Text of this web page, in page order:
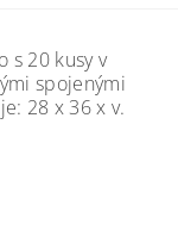
s 20 kusy v
spojenými
28 x 36 x v.